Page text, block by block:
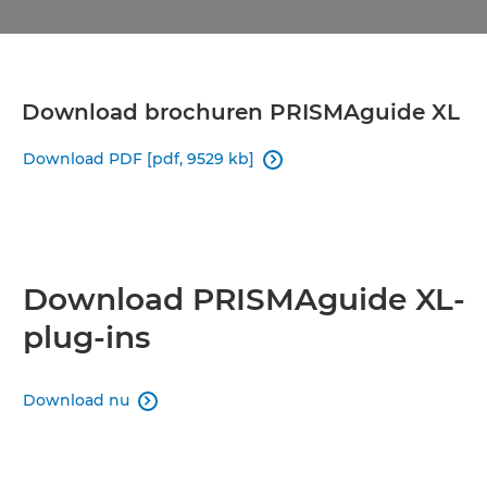
Download brochuren PRISMAguide XL
Download PDF [pdf, 9529 kb] 
Download PRISMAguide XL-
plug-ins
Download nu 